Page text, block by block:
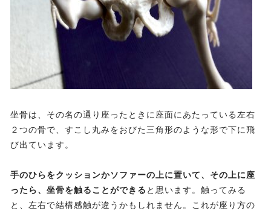
坐骨は、その名の通り座ったときに座面にあたっている左右
２つの骨で、すこし丸みをおびた三角形のような形で下に飛
び出ています。
手のひらをクッションかソファーの上に置いて、その上に座
ったら、坐骨を触ることができる と思います。触ってみる
と、左右で結構感触が違うかもしれません。これが座り方の